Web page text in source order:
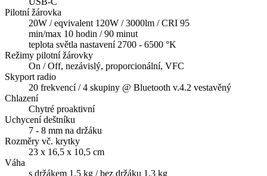
Pilotní žárovka
20W / eqvivalent 120W / 3000lm / CRI 95
min/max 10 hodin / 90 minut
teplota světla nastavení 2700 - 6500 °K
Režimy pilotní žárovky
On / Off, nezávislý, proporcionální, VFC
Skyport radio
20 frekvencí / 4 skupiny @ Bluetooth v.4.2 vestavěný
Chlazení
Chytré proaktivní
Uchycení deštníku
7 - 8 mm na držáku
Rozměry vč. krytky
23 x 16,5 x 10,5 cm
Váha
s držákem 1,5 kg / bez držáku 1,3 kg